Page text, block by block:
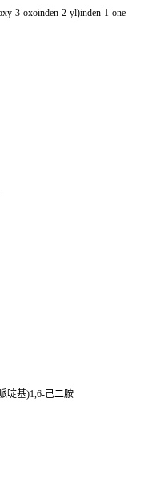
3-oxoinden-2-yl)inden-1-one
啶基)1,6-己二胺